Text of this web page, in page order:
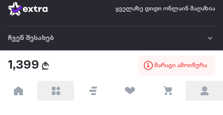
1,399 მარაგი ამოიწურა
ყველაზე დიდი ონლაინ მაღაზია
ჩვენ შესახებ
წესები და პირობები
პარტნიორებისთვის